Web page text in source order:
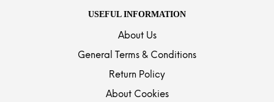
USEFUL INFORMATION
About Us
General Terms & Conditions
Return Policy
About Cookies